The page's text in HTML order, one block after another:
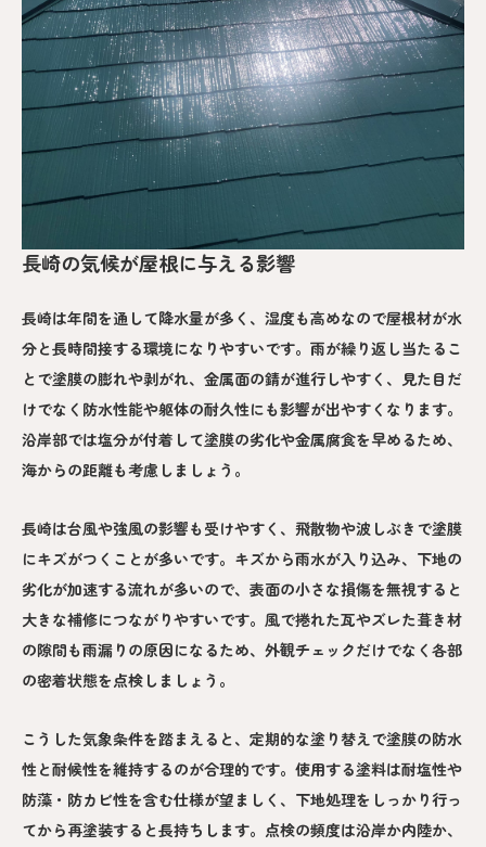
長崎の気候が屋根に与える影響
長崎は年間を通して降水量が多く、湿度も高めなので屋根材が水
分と長時間接する環境になりやすいです。雨が繰り返し当たるこ
とで塗膜の膨れや剥がれ、金属面の錆が進行しやすく、見た目だ
けでなく防水性能や躯体の耐久性にも影響が出やすくなります。
沿岸部では塩分が付着して塗膜の劣化や金属腐食を早めるため、
海からの距離も考慮しましょう。
長崎は台風や強風の影響も受けやすく、飛散物や波しぶきで塗膜
にキズがつくことが多いです。キズから雨水が入り込み、下地の
劣化が加速する流れが多いので、表面の小さな損傷を無視すると
大きな補修につながりやすいです。風で捲れた瓦やズレた葺き材
の隙間も雨漏りの原因になるため、外観チェックだけでなく各部
の密着状態を点検しましょう。
こうした気象条件を踏まえると、定期的な塗り替えで塗膜の防水
性と耐候性を維持するのが合理的です。使用する塗料は耐塩性や
防藻・防カビ性を含む仕様が望ましく、下地処理をしっかり行っ
てから再塗装すると長持ちします。点検の頻度は沿岸か内陸か、